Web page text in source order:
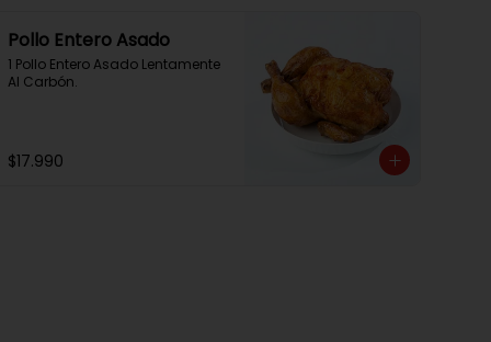
Pollo Entero Asado
1 Pollo Entero Asado Lentamente
Al Carbón.
$17.990